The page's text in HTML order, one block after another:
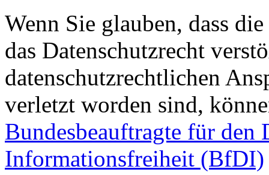
Wenn Sie glauben, dass
das Datenschutzrecht
datenschutzrechtlichen
verletzt worden sind,
Bundesbeauftragte für den
Informationsfreiheit (BfDI)